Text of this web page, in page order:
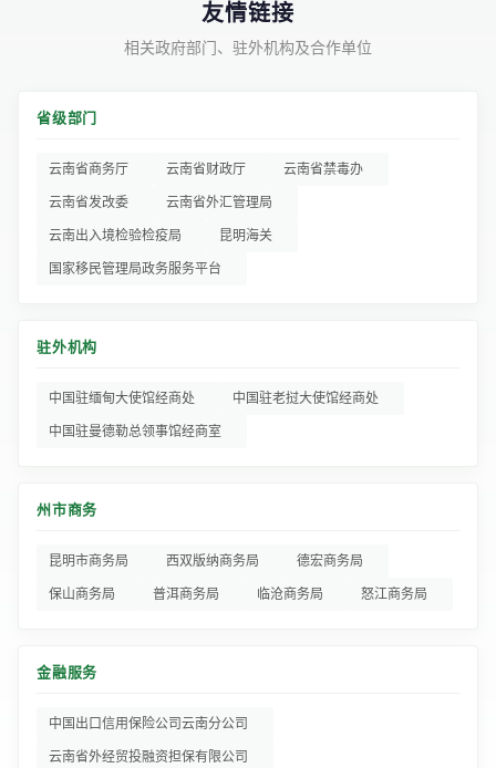
友情链接
相关政府部门、驻外机构及合作单位
省级部门
云南省商务厅 云南省财政厅 云南省禁毒办
云南省发改委 云南省外汇管理局
云南出入境检验检疫局 昆明海关
国家移民管理局政务服务平台
驻外机构
中国驻缅甸大使馆经商处 中国驻老挝大使馆经商处
中国驻曼德勒总领事馆经商室
州市商务
昆明市商务局 西双版纳商务局 德宏商务局
保山商务局 普洱商务局 临沧商务局 怒江商务局
金融服务
中国出口信用保险公司云南分公司
云南省外经贸投融资担保有限公司